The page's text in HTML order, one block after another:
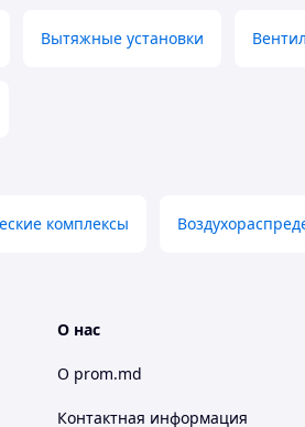
Вытяжные установки
комплексы
О нас
О prom.md
Контактная информация